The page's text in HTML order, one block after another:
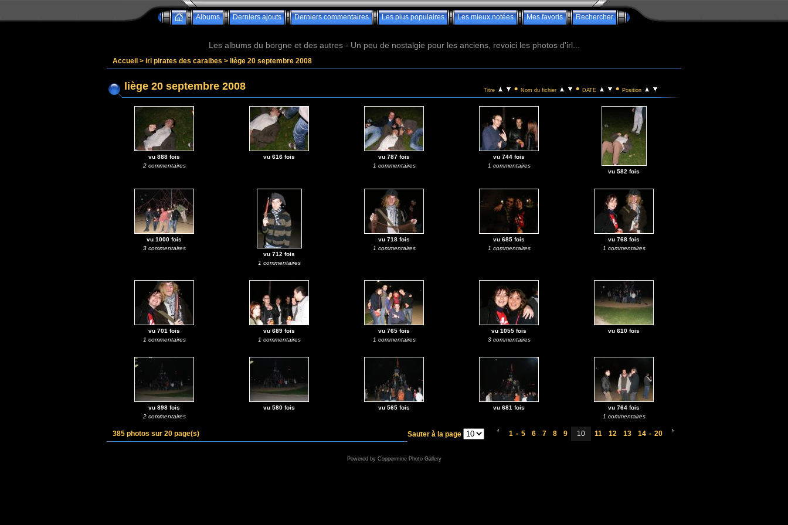
Albums Derniers ajouts Derniers commentaires Les plus populaires Les mieux notées Mes favoris Rechercher
Les albums du borgne et des autres - Un peu de nostalgie pour les anciens, revoici les photos d'irl...
Accueil > irl pirates des caraibes > liège 20 septembre 2008
liège 20 septembre 2008 Titre • Nom du fichier • DATE • Position
vu 888 fois
2 commentaires
vu 616 fois
vu 787 fois
1 commentaires
vu 744 fois
1 commentaires
vu 582 fois
vu 1000 fois
3 commentaires
vu 712 fois
1 commentaires
vu 718 fois
1 commentaires
vu 685 fois
1 commentaires
vu 768 fois
1 commentaires
vu 701 fois
1 commentaires
vu 689 fois
1 commentaires
vu 765 fois
1 commentaires
vu 1055 fois
3 commentaires
vu 610 fois
vu 898 fois
2 commentaires
vu 580 fois vu 565 fois vu 681 fois
vu 764 fois
1 commentaires
385 photos sur 20 page(s) Sauter à la page 1 - 5 6 7 8 9 10 11 12 13 14 - 20
Powered by Coppermine Photo Gallery